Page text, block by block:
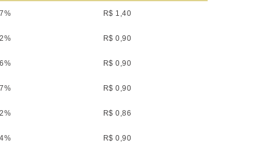
R$ 1,40
R$ 0,90
R$ 0,90
R$ 0,90
R$ 0,86
R$ 0,90